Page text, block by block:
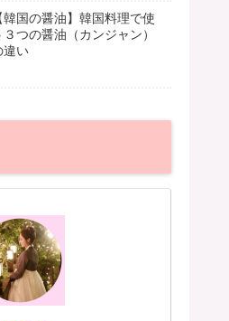
韓国の醤油】韓国料理で使
３つの醤油（カンジャン）
違い